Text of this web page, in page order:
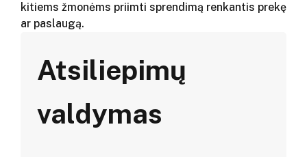
kitiems žmonėms priimti sprendimą renkantis prekę
ar paslaugą.
Atsiliepimų
valdymas